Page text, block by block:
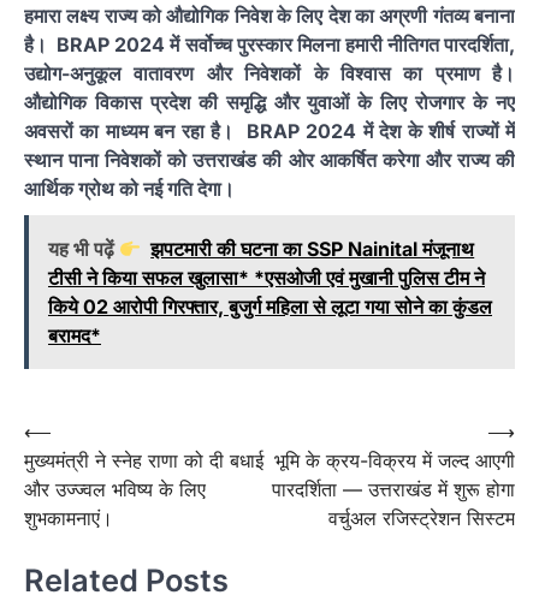
हमारा लक्ष्य राज्य को औद्योगिक निवेश के लिए देश का अग्रणी गंतव्य बनाना
है। BRAP 2024 में सर्वोच्च पुरस्कार मिलना हमारी नीतिगत पारदर्शिता,
उद्योग-अनुकूल वातावरण और निवेशकों के विश्वास का प्रमाण है।
औद्योगिक विकास प्रदेश की समृद्धि और युवाओं के लिए रोजगार के नए
अवसरों का माध्यम बन रहा है। BRAP 2024 में देश के शीर्ष राज्यों में
स्थान पाना निवेशकों को उत्तराखंड की ओर आकर्षित करेगा और राज्य की
आर्थिक ग्रोथ को नई गति देगा।
यह भी पढ़ें
झपटमारी की घटना का SSP Nainital मंजूनाथ
टीसी ने किया सफल खुलासा* *एसओजी एवं मुखानी पुलिस टीम ने
किये 02 आरोपी गिरफ्तार, बुजुर्ग महिला से लूटा गया सोने का कुंडल
बरामद*
Post
navigation
⟵
मुख्यमंत्री ने स्नेह राणा को दी बधाई
और उज्ज्वल भविष्य के लिए
शुभकामनाएं।
भूमि के क्रय-विक्रय में जल्द आएगी
पारदर्शिता — उत्तराखंड में शुरू होगा
वर्चुअल रजिस्ट्रेशन सिस्टम
⟶
Related Posts